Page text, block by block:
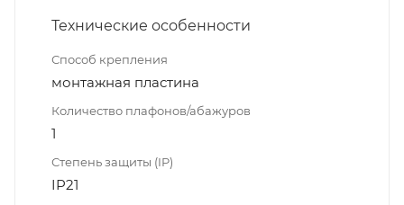
Технические особенности
Способ крепления
монтажная пластина
Количество плафонов/абажуров
1
Степень защиты (IP)
IP21